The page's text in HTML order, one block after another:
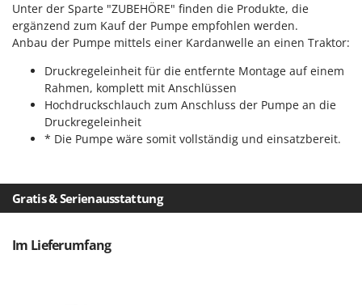
Wasserpumpen für Traktoren
Wein- und Obstpressen
Wein- und Ölschichtenfilter
Weitere Produkte
Wiesenwalzen für Traktor
Wippsägen
Z
Zerstäuber
Zubehör für Rasentraktoren
L
Laica
Lampacrescia - MGM
Landxcape
LAR Casalinghi
Lavor
Linea VZ
Lotusgrill
M
M.A.I.BO.
Unter der Sparte "ZUBEHÖRE" finden die Produkte, die
ergänzend zum Kauf der Pumpe empfohlen werden.
Anbau der Pumpe mittels einer Kardanwelle an einen Traktor:
Druckregeleinheit für die entfernte Montage auf einem
Rahmen, komplett mit Anschlüssen
Hochdruckschlauch zum Anschluss der Pumpe an die
Druckregeleinheit
* Die Pumpe wäre somit vollständig und einsatzbereit.
Gratis & Serienausstattung
Im Lieferumfang